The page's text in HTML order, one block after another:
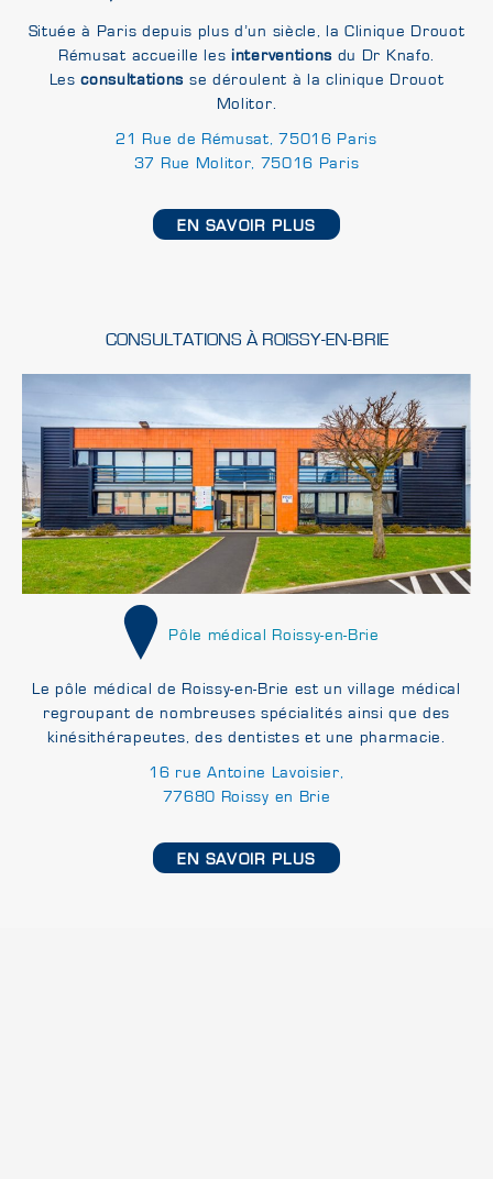
Située à Paris depuis plus d’un siècle, la Clinique Drouot
Rémusat accueille lesinterventions du Dr Knafo.
Lesconsultations se déroulent à la clinique Drouot
Molitor.
21 Rue de Rémusat, 75016 Paris
37 Rue Molitor, 75016 Paris
EN SAVOIR PLUS
CONSULTATIONS À ROISSY-EN-BRIE
Pôle médical Roissy-en-Brie
Le pôle médical de Roissy-en-Brie est un village médical
regroupant de nombreuses spécialités ainsi que des
kinésithérapeutes, des dentistes et une pharmacie.
16 rue Antoine Lavoisier,
77680 Roissy en Brie
EN SAVOIR PLUS